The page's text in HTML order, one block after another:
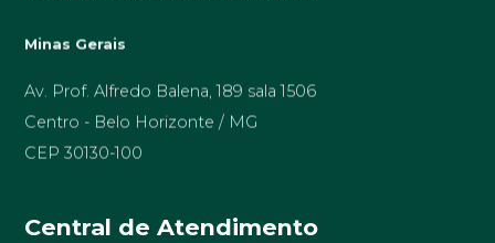
Minas Gerais
Av. Prof. Alfredo Balena, 189 sala 1506
Centro - Belo Horizonte / MG
CEP 30130-100
Central de Atendimento